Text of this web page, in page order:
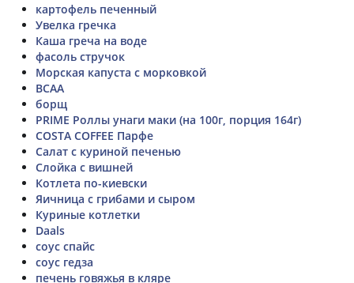
картофель печенный
Увелка гречка
Каша греча на воде
фасоль стручок
Морская капуста с морковкой
ВСАА
борщ
PRIME Роллы унаги маки (на 100г, порция 164г)
COSTA COFFEE Парфе
Салат с куриной печенью
Слойка с вишней
Котлета по-киевски
Яичница с грибами и сыром
Куриные котлетки
Daals
соус спайс
соус гедза
печень говяжья в кляре